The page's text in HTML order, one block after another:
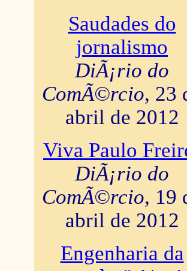
Saudades do
jornalismo
DiÃ¡rio do
ComÃ©rcio, 23
abril de 2012
Viva Paulo
DiÃ¡rio do
ComÃ©rcio, 19
abril de 2012
Engenharia da